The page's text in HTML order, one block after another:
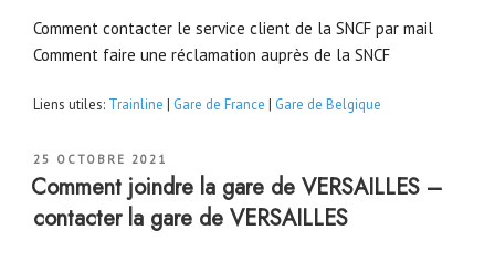
Comment contacter le service client de la SNCF par mail
Comment faire une réclamation auprès de la SNCF
Liens utiles: Trainline | Gare de France | Gare de Belgique
PUBLIÉ
LE
25 OCTOBRE 2021
Comment joindre la gare de VERSAILLES –
contacter la gare de VERSAILLES